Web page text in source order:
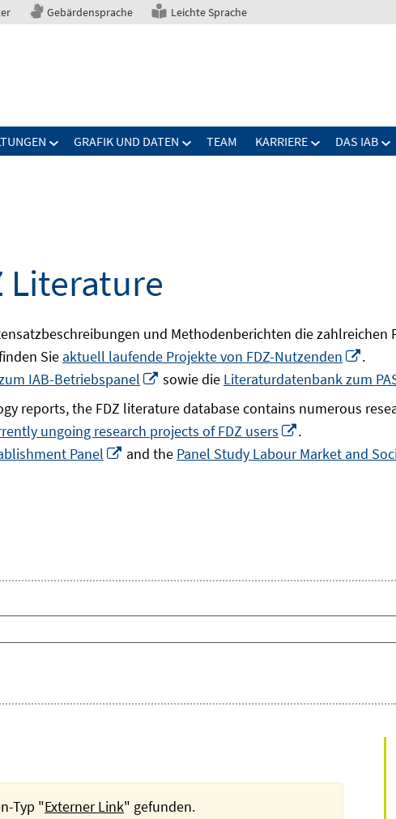
Gebärdensprache Leichte Sprache
GRAFIK UND DATEN TEAM KARRIERE DAS IAB
Literature
und Methodenberichten die zahlreichen
Sie aktuell laufende Projekte von FDZ-Nutzenden
In.
IAB-Betriebspanel
In
neuem
Fenster
öffnen
sowie die Literaturdatenbank zum
reports, the FDZ literature database contains numerous
ungoing research projects of FDZ users
In
neuem
.
Panel
In
and the Panel Study Labour Market and
Typ "Externer Link" gefunden.